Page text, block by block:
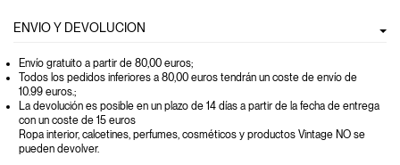
ENVIO Y DEVOLUCION
Envío gratuito a partir de 80,00 euros;
Todos los pedidos inferiores a 80,00 euros tendrán un coste de envío de
10.99 euros.;
La devolución es posible en un plazo de 14 días a partir de la fecha de entrega
con un coste de 15 euros
Ropa interior, calcetines, perfumes, cosméticos y productos Vintage NO se
pueden devolver.